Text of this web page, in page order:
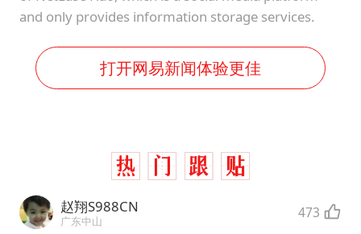
and only provides information storage services.
打开网易新闻体验更佳
赵翔S988CN
广东中山 473